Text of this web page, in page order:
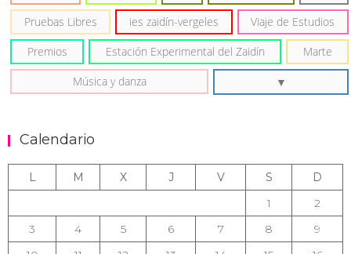
Pruebas Libres ies zaidín-vergeles Viaje de Estudios
Premios Estación Experimental del Zaidín Marte
Música y danza
Calendario
L M X J V S
D
1
2
3
4 5 6 7 8
9